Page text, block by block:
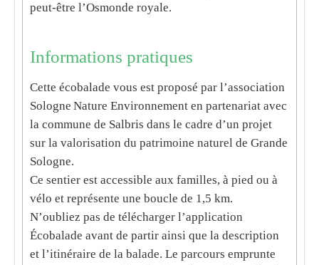
peut-être l’Osmonde royale.
Informations pratiques
Cette écobalade vous est proposé par l’association
Sologne Nature Environnement en partenariat avec
la commune de Salbris dans le cadre d’un projet
sur la valorisation du patrimoine naturel de Grande
Sologne.
Ce sentier est accessible aux familles, à pied ou à
vélo et représente une boucle de 1,5 km.
N’oubliez pas de télécharger l’application
Écobalade avant de partir ainsi que la description
et l’itinéraire de la balade. Le parcours emprunte